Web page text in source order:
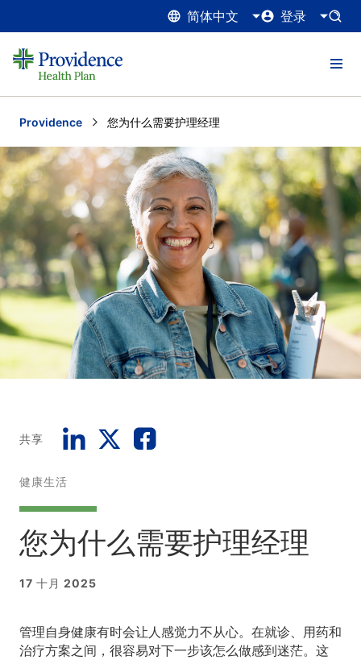
简体中文 登录
Providence Current:
您为什么需要护理经理
共享
健康生活
您为什么需要护理经理
17 十月 2025
管理自身健康有时会让人感觉力不从心。在就诊、用药和
治疗方案之间，很容易对下一步该怎么做感到迷茫。这